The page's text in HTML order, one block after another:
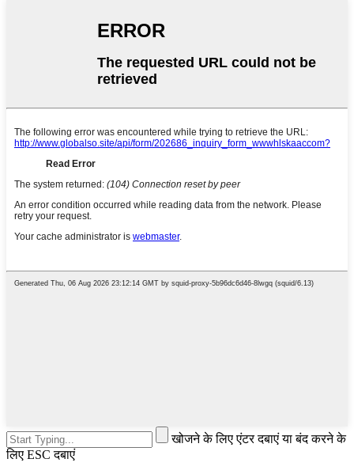
खोजने के लिए एंटर दबाएं या बंद करने के
लिए ESC दबाएं